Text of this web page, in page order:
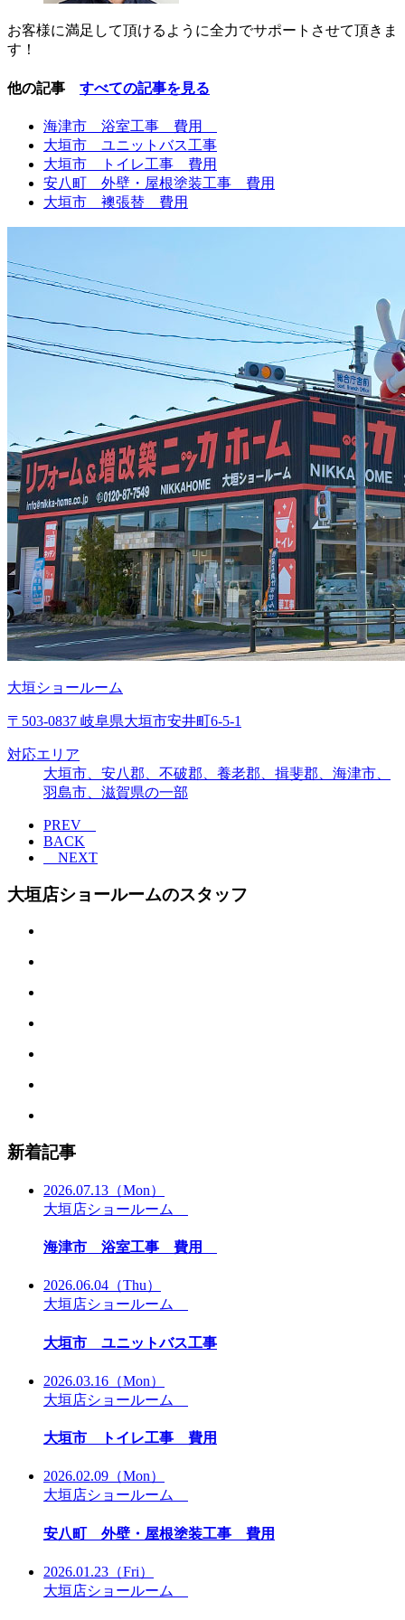
お客様に満足して頂けるように全力でサポートさせて頂きま
す！
他の記事 すべての記事を見る
海津市 浴室工事 費用
大垣市 ユニットバス工事
大垣市 トイレ工事 費用
安八町 外壁・屋根塗装工事 費用
大垣市 襖張替 費用
大垣ショールーム
〒503-0837 岐阜県大垣市安井町6-5-1
対応エリア
大垣市、安八郡、不破郡、養老郡、揖斐郡、海津市、
羽島市、滋賀県の一部
PREV
BACK
NEXT
大垣店ショールームのスタッフ
新着記事
2026.07.13 （Mon）
大垣店ショールーム
海津市 浴室工事 費用
2026.06.04 （Thu）
大垣店ショールーム
大垣市 ユニットバス工事
2026.03.16 （Mon）
大垣店ショールーム
大垣市 トイレ工事 費用
2026.02.09 （Mon）
大垣店ショールーム
安八町 外壁・屋根塗装工事 費用
2026.01.23 （Fri）
大垣店ショールーム